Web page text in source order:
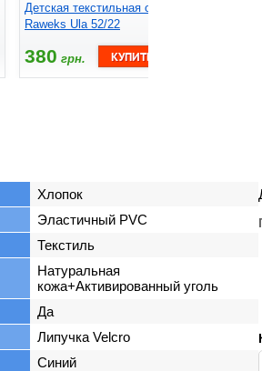
Детская текстильная обувь
Raweks Ula 52/22
380 грн.
Хлопок
Эластичный PVC
Текстиль
Натуральная
кожа+Активированный уголь
Да
Липучка Velcro
Синий